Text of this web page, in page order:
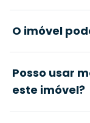
O imóvel
Posso usar
este imóvel?